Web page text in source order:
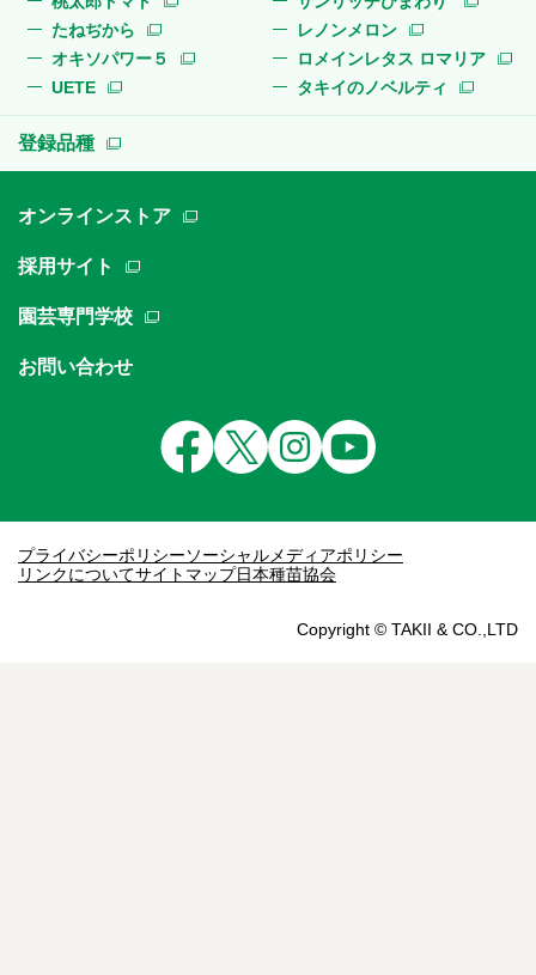
たねぢから
レノンメロン
オキソパワー５
ロメインレタス ロマリア
UETE
タキイのノベルティ
登録品種
オンラインストア
採用サイト
園芸専門学校
お問い合わせ
プライバシーポリシーソーシャルメディアポリシー
リンクについてサイトマップ日本種苗協会
Copyright © TAKII & CO.,LTD